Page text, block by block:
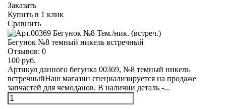
Заказать
Купить в 1 клик
Сравнить
Бегунок №8 темный никель встречный
Отзывов: 0
100 руб.
Артикул данного бегунка 00369, №8 темный никель
встречныйНаш магазин специализируется на продаже
запчастей для чемоданов. В наличии деталь -...